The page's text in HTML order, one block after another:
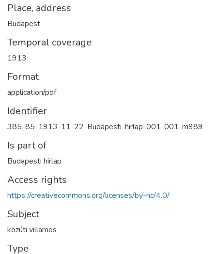
Place, address
Budapest
Temporal coverage
1913
Format
application/pdf
Identifier
385-85-1913-11-22-Budapesti-hirlap-001-001-m989
Is part of
Budapesti hírlap
Access rights
https://creativecommons.org/licenses/by-nc/4.0/
Subject
közúti villamos
Type